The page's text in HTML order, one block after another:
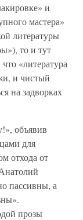
и
мастера»
литературы
то и тут
«литература
и чистый
на задворках
объявив
для
отхода от
пассивны, а
прозы